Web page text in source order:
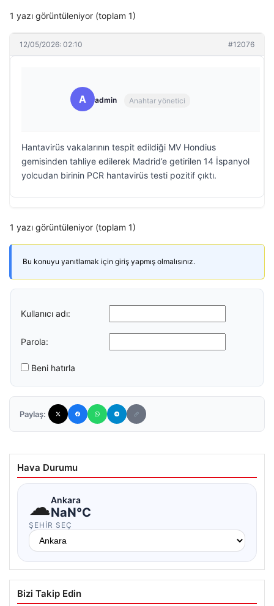
1 yazı görüntüleniyor (toplam 1)
12/05/2026: 02:10 #12076
A admin Anahtar yönetici
Hantavirüs vakalarının tespit edildiği MV Hondius
gemisinden tahliye edilerek Madrid’e getirilen 14 İspanyol
yolcudan birinin PCR hantavirüs testi pozitif çıktı.
1 yazı görüntüleniyor (toplam 1)
Bu konuyu yanıtlamak için giriş yapmış olmalısınız.
Kullanıcı adı:
Parola:
Beni hatırla
Paylaş:
Hava Durumu
☁Ankara
NaN°C
ŞEHIR SEÇ
Bizi Takip Edin